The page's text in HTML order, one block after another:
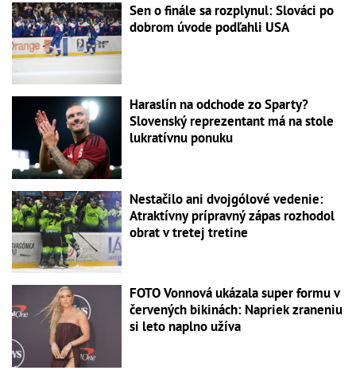
Sen o finále sa rozplynul: Slováci po
dobrom úvode podľahli USA
Haraslín na odchode zo Sparty?
Slovenský reprezentant má na stole
lukratívnu ponuku
Nestačilo ani dvojgólové vedenie:
Atraktívny prípravný zápas rozhodol
obrat v tretej tretine
FOTO Vonnová ukázala super formu v
červených bikinách: Napriek zraneniu
si leto naplno užíva